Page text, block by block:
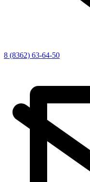
8 (8362) 63-64-50